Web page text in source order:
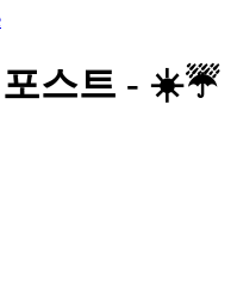
스트 - ☀️☔️